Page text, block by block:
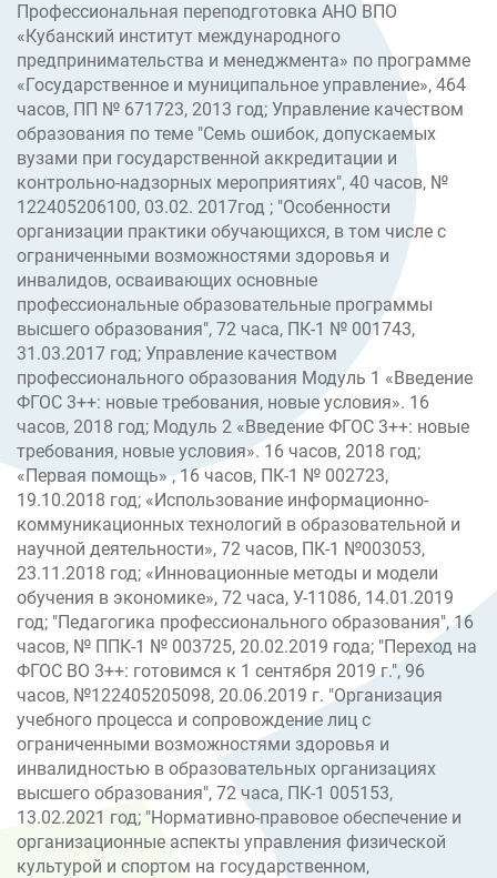
Профессиональная переподготовка АНО ВПО
«Кубанский институт международного
предпринимательства и менеджмента» по программе
«Государственное и муниципальное управление», 464
часов, ПП № 671723, 2013 год; Управление качеством
образования по теме "Семь ошибок, допускаемых
вузами при государственной аккредитации и
контрольно-надзорных мероприятиях", 40 часов, №
122405206100, 03.02. 2017год ; "Особенности
организации практики обучающихся, в том числе с
ограниченными возможностями здоровья и
инвалидов, осваивающих основные
профессиональные образовательные программы
высшего образования", 72 часа, ПК-1 № 001743,
31.03.2017 год; Управление качеством
профессионального образования Модуль 1 «Введение
ФГОС 3++: новые требования, новые условия». 16
часов, 2018 год; Модуль 2 «Введение ФГОС 3++: новые
требования, новые условия». 16 часов, 2018 год;
«Первая помощь» , 16 часов, ПК-1 № 002723,
19.10.2018 год; «Использование информационно-
коммуникационных технологий в образовательной и
научной деятельности», 72 часов, ПК-1 №003053,
23.11.2018 год; «Инновационные методы и модели
обучения в экономике», 72 часа, У-11086, 14.01.2019
год; "Педагогика профессионального образования", 16
часов, № ППК-1 № 003725, 20.02.2019 года; "Переход на
ФГОС ВО 3++: готовимся к 1 сентября 2019 г.", 96
часов, №122405205098, 20.06.2019 г. "Организация
учебного процесса и сопровождение лиц с
ограниченными возможностями здоровья и
инвалидностью в образовательных организациях
высшего образования", 72 часа, ПК-1 005153,
13.02.2021 год; "Нормативно-правовое обеспечение и
организационные аспекты управления физической
культурой и спортом на государственном,